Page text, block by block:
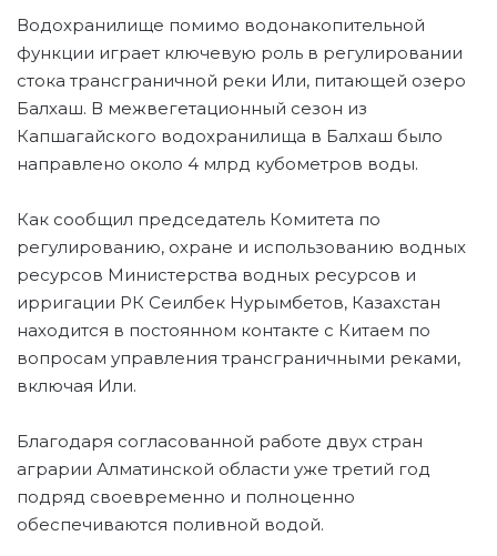
Водохранилище помимо водонакопительной
функции играет ключевую роль в регулировании
стока трансграничной реки Или, питающей озеро
Балхаш. В межвегетационный сезон из
Капшагайского водохранилища в Балхаш было
направлено около 4 млрд кубометров воды.
Как сообщил председатель Комитета по
регулированию, охране и использованию водных
ресурсов Министерства водных ресурсов и
ирригации РК Сеилбек Нурымбетов, Казахстан
находится в постоянном контакте с Китаем по
вопросам управления трансграничными реками,
включая Или.
Благодаря согласованной работе двух стран
аграрии Алматинской области уже третий год
подряд своевременно и полноценно
обеспечиваются поливной водой.